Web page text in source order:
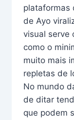
plataformas
de Ayo
visual serve
como o
muito mais
repletas de
No mundo
de ditar
que podem